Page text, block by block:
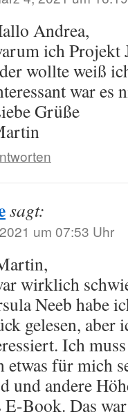
Andrea,
ich Projekt
wollte weiß
war es
Grüße
sagt:
um 07:53 Uhr
wirklich
Neeb habe
gelesen, aber
Ich
etwas für mich
und andere
E-Book. Das